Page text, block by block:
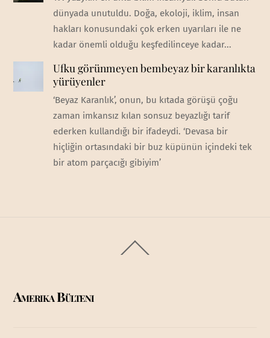
dünyada unutuldu. Doğa, ekoloji, iklim, insan
hakları konusundaki çok erken uyarıları ile ne
kadar önemli olduğu keşfedilinceye kadar...
Ufku görünmeyen bembeyaz bir karanlıkta
yürüyenler
‘Beyaz Karanlık’, onun, bu kıtada görüşü çoğu
zaman imkansız kılan sonsuz beyazlığı tarif
ederken kullandığı bir ifadeydi. ‘Devasa bir
hiçliğin ortasındaki bir buz küpünün içindeki tek
bir atom parçacığı gibiyim’
To
Amerika Bülteni